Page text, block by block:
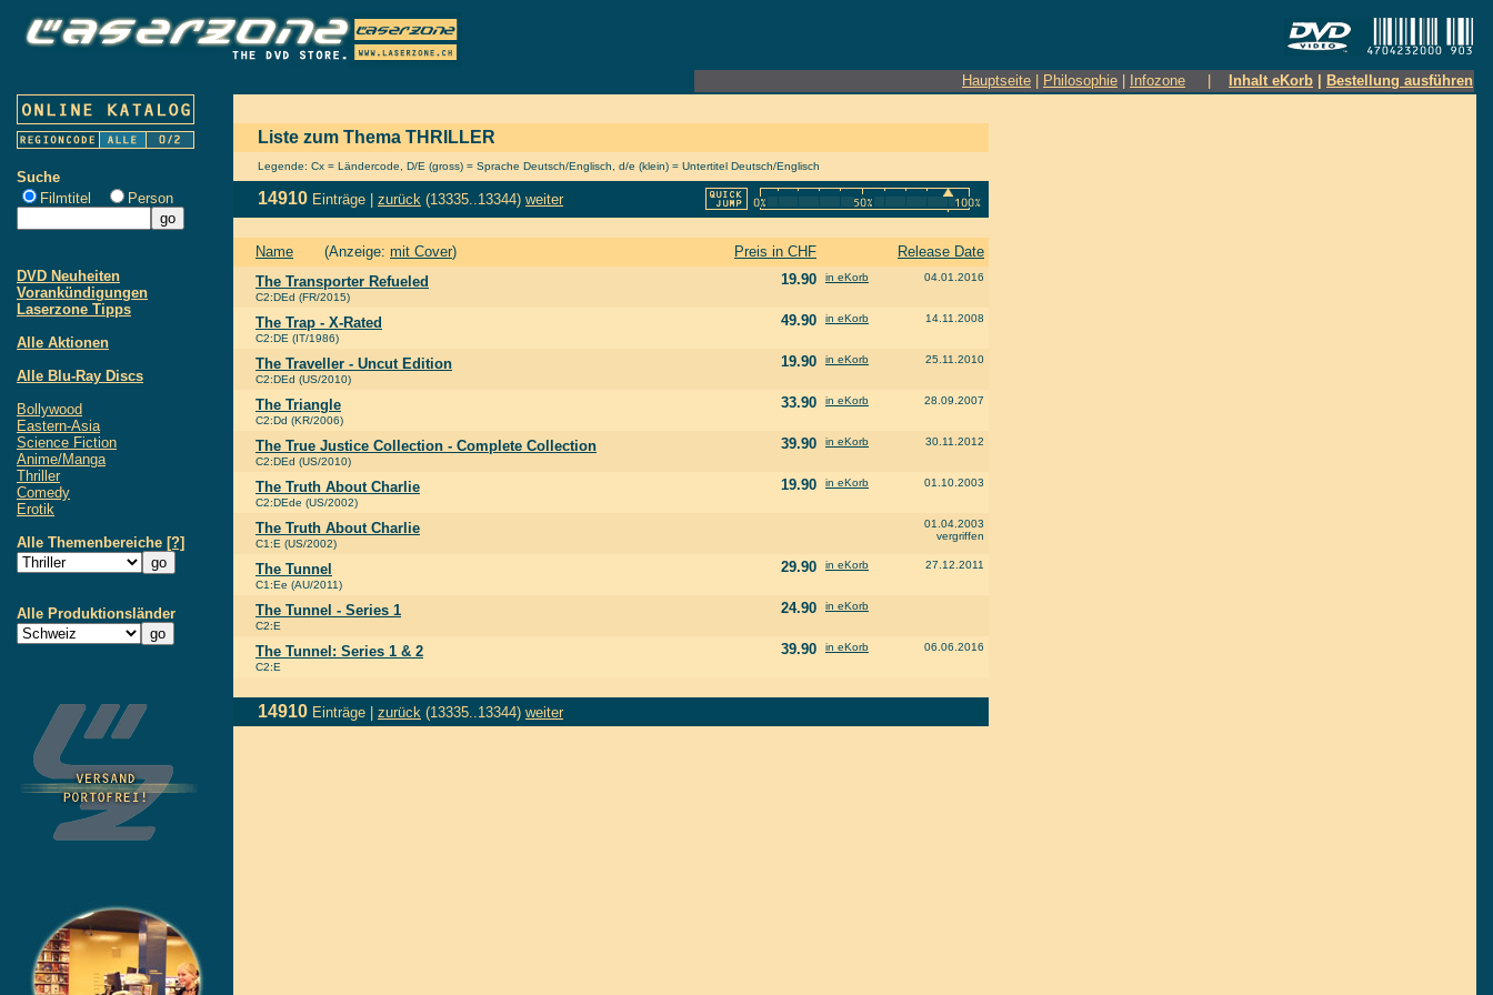
Hauptseite Philosophie Infozone Inhalt eKorb Bestellung ausführen
Suche
Filmtitel
Person
DVD Neuheiten
Vorankündigungen
Laserzone Tipps
Alle Aktionen
Alle Blu-Ray Discs
Bollywood
Eastern-Asia
Science Fiction
Anime/Manga
Thriller
Comedy
Erotik
Alle Themenbereiche [?]
Alle Produktionsländer
Liste zum Thema THRILLER
Legende: Cx = Ländercode, D/E (gross) = Sprache Deutsch/Englisch, d/e (klein) = Untertitel Deutsch/Englisch
14910 Einträge | zurück (13335..13344) weiter
Name (Anzeige: mit Cover) Preis in CHF
Release Date
The Transporter Refueled
C2:DEd (FR/2015)
19.90 in eKorb 04.01.2016
The Trap - X-Rated
C2:DE (IT/1986)
49.90 in eKorb 14.11.2008
The Traveller - Uncut Edition
C2:DEd (US/2010)
19.90 in eKorb 25.11.2010
The Triangle
C2:Dd (KR/2006)
33.90 in eKorb 28.09.2007
The True Justice Collection - Complete Collection
C2:DEd (US/2010)
39.90 in eKorb 30.11.2012
The Truth About Charlie
C2:DEde (US/2002)
19.90 in eKorb 01.10.2003
The Truth About Charlie
C1:E (US/2002)
01.04.2003
vergriffen
The Tunnel
C1:Ee (AU/2011)
29.90 in eKorb 27.12.2011
The Tunnel - Series 1
C2:E
24.90 in eKorb
The Tunnel: Series 1 & 2
C2:E
39.90 in eKorb 06.06.2016
14910 Einträge | zurück (13335..13344) weiter